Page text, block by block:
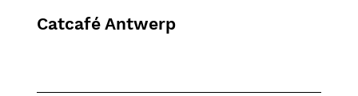
Catcafé Antwerp